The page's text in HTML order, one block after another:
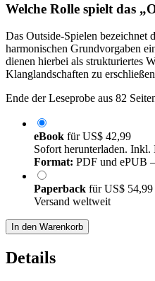
Welche Rolle spielt das
Das Outside-Spielen bezeichnet
harmonischen Grundvorgaben
dienen hierbei als strukturiertes
Klanglandschaften zu
Ende der Leseprobe aus 82
eBook fürUS$ 42,99
Sofort herunterladen. Inkl.
Format: PDF und ePUB
Paperback fürUS$ 54,99
Versand weltweit
In den Warenkorb
Details